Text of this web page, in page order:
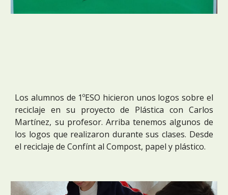
Los alumnos de 1ºESO hicieron unos logos sobre el
reciclaje en su proyecto de Plástica con Carlos
Martínez, su profesor. Arriba tenemos algunos de
los logos que realizaron durante sus clases. Desde
el reciclaje de Confínt al Compost, papel y plástico.